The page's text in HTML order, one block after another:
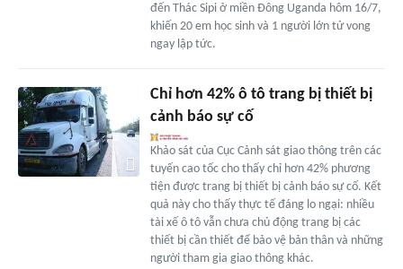
đến Thác Sipi ở miền Đông Uganda hôm 16/7,
khiến 20 em học sinh và 1 người lớn tử vong
ngay lập tức.
Chỉ hơn 42% ô tô trang bị thiết bị
cảnh báo sự cố
Khảo sát của Cục Cảnh sát giao thông trên các
tuyến cao tốc cho thấy chỉ hơn 42% phương
tiện được trang bị thiết bị cảnh báo sự cố. Kết
quả này cho thấy thực tế đáng lo ngại: nhiều
tài xế ô tô vẫn chưa chủ động trang bị các
thiết bị cần thiết để bảo vệ bản thân và những
người tham gia giao thông khác.